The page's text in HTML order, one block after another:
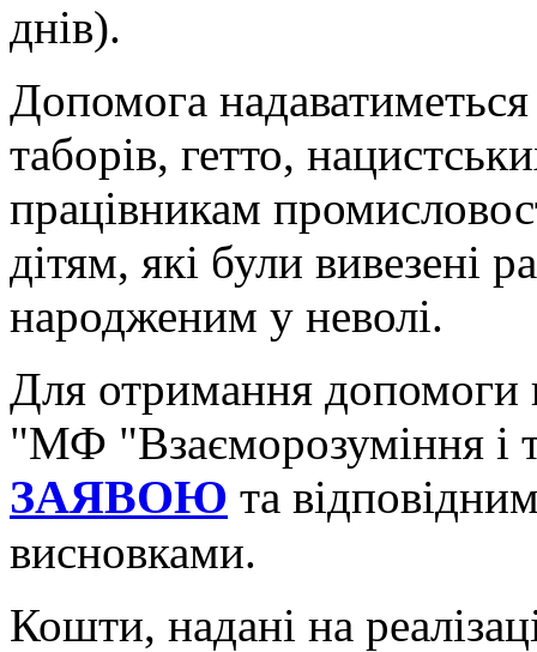
днів).
Допомога
таборів, гетто,
працівникам
дітям, які були вивезені
народженим у неволі.
Для отримання допомоги
"МФ "Взаєморозуміння і
ЗАЯВОЮ та
висновками.
Кошти, надані на